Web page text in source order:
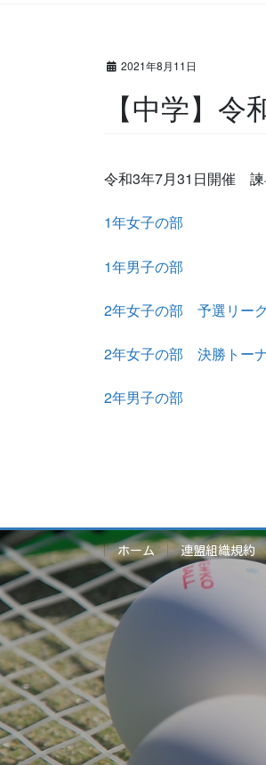
2021年8月11日
【中学】
令和3年7月31日開催 諫
1年女子の部
1年男子の部
2年女子の部 予選リー
2年女子の部 決勝トー
2年男子の部
ホーム 連盟組織規約